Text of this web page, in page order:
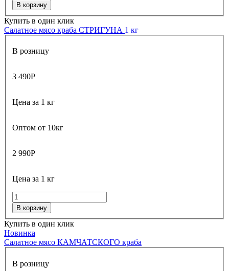
В корзину
Купить в один клик
Салатное мясо краба СТРИГУНА 1 кг
В розницу
3 490Р
Цена за 1 кг
Оптом от 10кг
2 990Р
Цена за 1 кг
В корзину
Купить в один клик
Новинка
Салатное мясо КАМЧАТСКОГО краба
В розницу